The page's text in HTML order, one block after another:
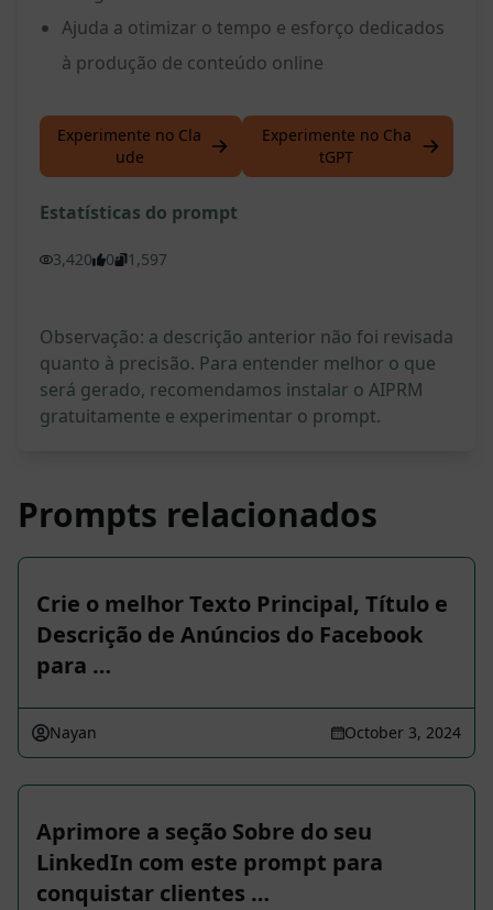
Ajuda a otimizar o tempo e esforço dedicados
à produção de conteúdo online
Experimente no Cla
ude
Experimente no Cha
tGPT
Estatísticas do prompt
3,420 0 1,597
Observação: a descrição anterior não foi revisada
quanto à precisão. Para entender melhor o que
será gerado, recomendamos instalar o AIPRM
gratuitamente e experimentar o prompt.
Prompts relacionados
Crie o melhor Texto Principal, Título e
Descrição de Anúncios do Facebook
para …
Nayan October 3, 2024
Aprimore a seção Sobre do seu
LinkedIn com este prompt para
conquistar clientes …